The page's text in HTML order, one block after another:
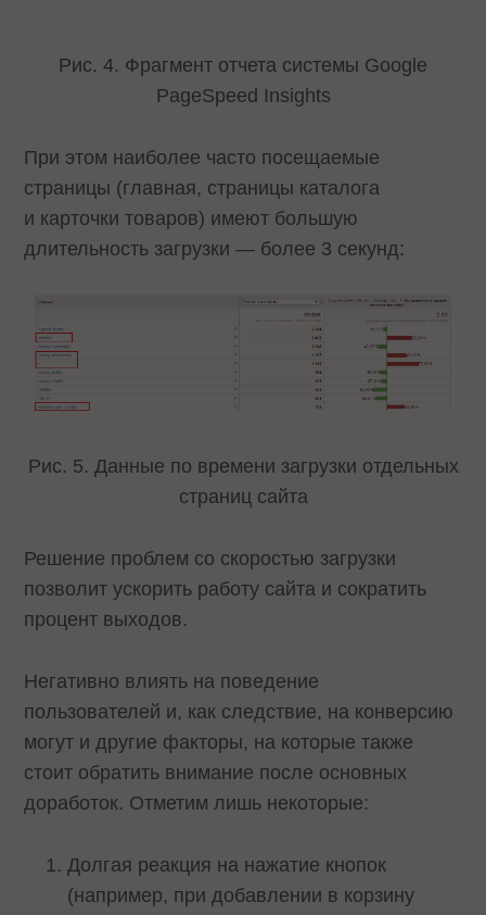
Рис. 4. Фрагмент отчета системы Google
PageSpeed Insights
При этом наиболее часто посещаемые
страницы (главная, страницы каталога
и карточки товаров) имеют большую
длительность загрузки — более 3 секунд:
Рис. 5. Данные по времени загрузки отдельных
страниц сайта
Решение проблем со скоростью загрузки
позволит ускорить работу сайта и сократить
процент выходов.
Негативно влиять на поведение
пользователей и, как следствие, на конверсию
могут и другие факторы, на которые также
стоит обратить внимание после основных
доработок. Отметим лишь некоторые:
Долгая реакция на нажатие кнопок
(например, при добавлении в корзину